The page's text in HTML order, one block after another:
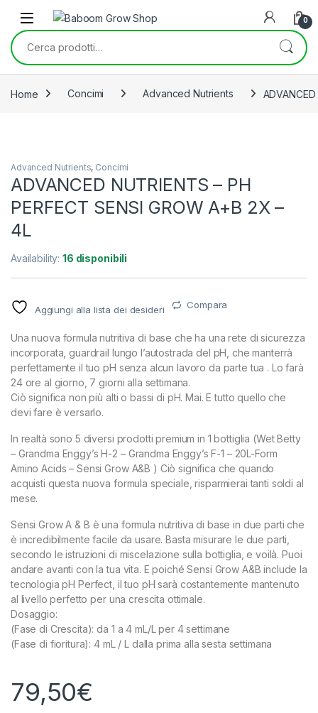
Skip to navigation
Skip to content
0
Cerca:
Home Concimi Advanced Nutrients
Advanced Nutrients, Concimi
ADVANCED NUTRIENTS – PH
PERFECT SENSI GROW A+B 2X –
4L
Availability:16 disponibili
Aggiungi alla lista dei desideri Compara
Una nuova formula nutritiva di base che ha una rete di sicurezza
incorporata, guardrail lungo l’autostrada del pH, che manterrà
perfettamente il tuo pH senza alcun lavoro da parte tua . Lo farà
24 ore al giorno, 7 giorni alla settimana.
Ciò significa non più alti o bassi di pH. Mai. E tutto quello che
devi fare è versarlo.
In realtà sono 5 diversi prodotti premium in 1 bottiglia (Wet Betty
– Grandma Enggy’s H-2 – Grandma Enggy’s F-1 – 20L-Form
Amino Acids – Sensi Grow A&B ) Ciò significa che quando
acquisti questa nuova formula speciale, risparmierai tanti soldi al
mese.
Sensi Grow A & B è una formula nutritiva di base in due parti che
è incredibilmente facile da usare. Basta misurare le due parti,
secondo le istruzioni di miscelazione sulla bottiglia, e voilà. Puoi
andare avanti con la tua vita. E poiché Sensi Grow A&B include la
tecnologia pH Perfect, il tuo pH sarà costantemente mantenuto
al livello perfetto per una crescita ottimale.
Dosaggio:
(Fase di Crescita): da 1 a 4 mL/L per 4 settimane
(Fase di fioritura): 4 mL / L dalla prima alla sesta settimana
79,50€